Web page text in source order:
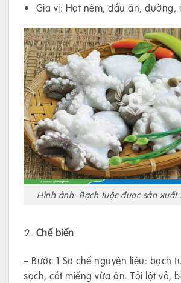
Gia vị: Hạt nêm, dầu ăn, đường,
Hình ảnh: Bạch tuộc được sản
Chế biến
– Bước 1 Sơ chế nguyên liệu: bạch
sạch, cắt miếng vừa ăn. Tỏi lột vỏ,